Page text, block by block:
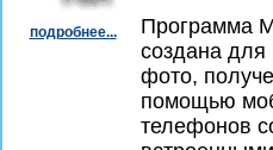
подробнее...
Программа
создана для
фото,
помощью
телефонов